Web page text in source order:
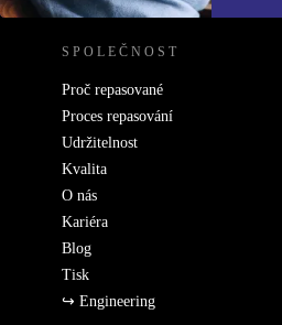
SPOLEČNOST
Proč repasované
Proces repasování
Udržitelnost
Kvalita
O nás
Kariéra
Blog
Tisk
↪ Engineering